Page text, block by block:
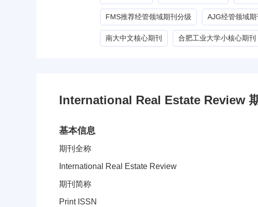
FMS推荐经管领域期刊分级 AJG经管领域期
南大中文核心期刊 合肥工业大学小核心期刊
International Real Estate Review
基本信息
期刊全称
International Real Estate Review
期刊简称
Print ISSN